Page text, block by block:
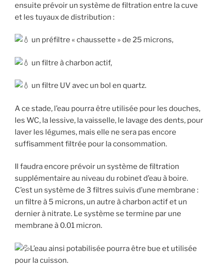
ensuite prévoir un système de filtration entre la cuve
et les tuyaux de distribution :
un préfiltre « chaussette » de 25 microns,
un filtre à charbon actif,
un filtre UV avec un bol en quartz.
A ce stade, l’eau pourra être utilisée pour les douches,
les WC, la lessive, la vaisselle, le lavage des dents, pour
laver les légumes, mais elle ne sera pas encore
suffisamment filtrée pour la consommation.
Il faudra encore prévoir un système de filtration
supplémentaire au niveau du robinet d’eau à boire.
C’est un système de 3 filtres suivis d’une membrane :
un filtre à 5 microns, un autre à charbon actif et un
dernier à nitrate. Le système se termine par une
membrane à 0.01 micron.
L’eau ainsi potabilisée pourra être bue et utilisée
pour la cuisson.